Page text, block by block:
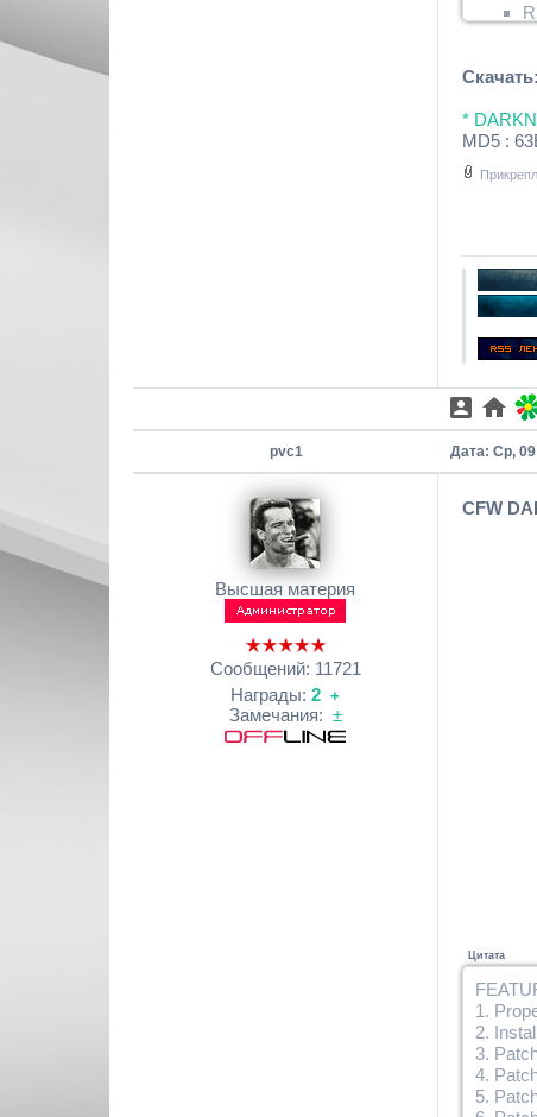
Скачать:
*
MD5 :
pvc1 Дата: Ср,
Высшая материя
Сообщений: 11721
Награды: 2 +
Замечания: ±
CFW
Цитата
1.
2.
3.
4.
5.